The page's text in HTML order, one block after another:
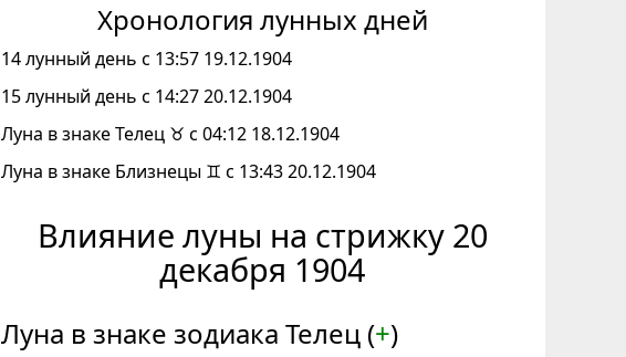
Хронология лунных дней
14 лунный день с 13:57 19.12.1904
15 лунный день с 14:27 20.12.1904
Луна в знаке Телец ♉ с 04:12 18.12.1904
Луна в знаке Близнецы ♊ с 13:43 20.12.1904
Влияние луны на стрижку 20
декабря 1904
Луна в знаке зодиака Телец (+)